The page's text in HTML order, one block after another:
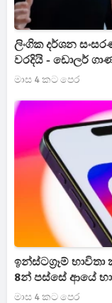
ලිංගික දර්ශන
වරදියි - ඩොලර්
මාස 4 කට පෙර
ඉන්ස්ටග්‍රෑම්
8න් පස්සේ ආයේ
මාස 4 කට පෙර